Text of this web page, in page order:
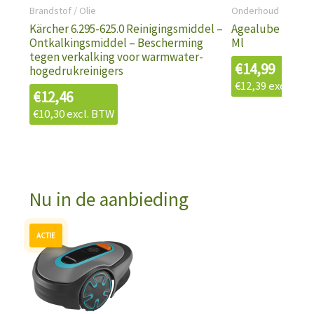
Brandstof / Olie
Kärcher 6.295-625.0 Reinigingsmiddel –
Ontkalkingsmiddel – Bescherming
tegen verkalking voor warmwater-
hogedrukreinigers
€12,46
€10,30excl. BTW
Onderhoud
Agealube Accu
Ml
€14,99
€12,39excl.
Nu in de aanbieding
Oorspronkelijke
prijs
was:
€943,79.
Huidige
prijs
is: